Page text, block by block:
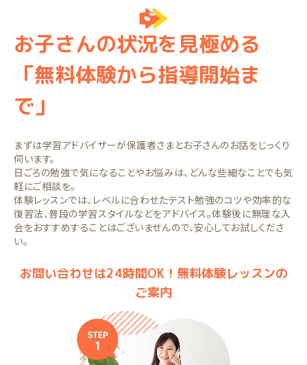
お子さんの状況を見極める
「無料体験から指導開始ま
で」
まずは学習アドバイザーが保護者さまとお子さんのお話をじっくり
伺います。
日ごろの勉強で気になることやお悩みは、どんな些細なことでも気
軽にご相談を。
体験レッスンでは、レベルに合わせたテスト勉強のコツや効率的な
復習法、普段の学習スタイルなどをアドバイス。体験後に無理な入
会をおすすめすることはございませんので、安心してお試しくださ
い。
お問い合わせは24時間OK！無料体験レッスンの
ご案内